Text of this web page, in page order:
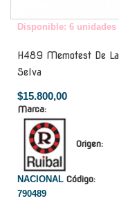
Disponible: 6 unidades
H489 Memotest De La
Selva
$15.800,00
Marca:
Origen:
NACIONAL Código:
790489